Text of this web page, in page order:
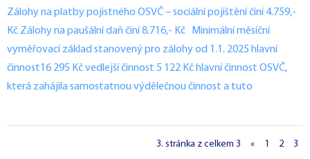
Zálohy na platby pojistného OSVČ – sociální pojištění činí 4.759,-
Kč Zálohy na paušální daň činí 8.716,- Kč Minimální měsíční
vyměřovací základ stanovený pro zálohy od 1.1. 2025 hlavní
činnost16 295 Kč vedlejší činnost 5 122 Kč hlavní činnost OSVČ,
která zahájila samostatnou výdělečnou činnost a tuto
3. stránka z celkem 3 « 1 2 3